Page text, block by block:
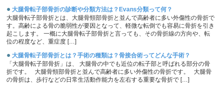
● 大腿骨転子部骨折の診断や分類方法は？Evans分類って何？
大腿骨転子部骨折とは、大腿骨頸部骨折と並んで高齢者に多い外傷性の骨折で
す。高齢による骨の脆弱性が要因となって、軽微な転倒でも容易に骨折を引き
起こします。 一概に大腿骨転子部骨折と言っても、その骨折線の方向や、転
位の程度など、重症度 […]
● 大腿骨転子部骨折とは？手術の種類は？骨接合術ってどんな手術？
「大腿骨転子部骨折」は、 大腿骨の中でも近位の転子部と呼ばれる部分の骨
折です。 大腿骨頸部骨折と並んで高齢者に多い外傷性の骨折です。 大腿骨
の骨折は、歩行などの日常生活動作能力を左右する重要な骨折で […]